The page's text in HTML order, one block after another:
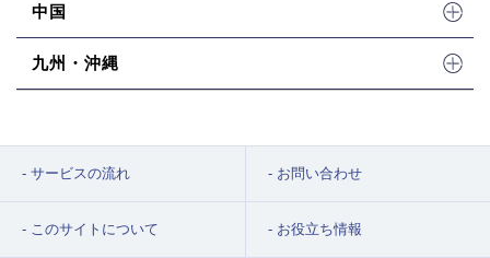
中国
九州・沖縄
サービスの流れ お問い合わせ
このサイトについて お役立ち情報